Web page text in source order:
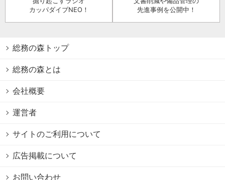
カッパダイブNEO！
先進事例を公開中！
総務の森トップ
総務の森とは
会社概要
運営者
サイトのご利用について
広告掲載について
お問い合わせ